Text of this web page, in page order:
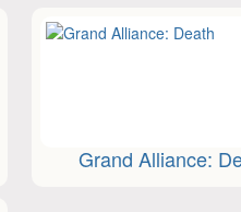
Grand Alliance: